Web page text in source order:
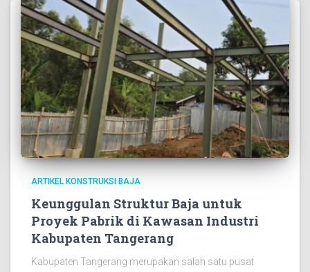
ARTIKEL KONSTRUKSI BAJA
Keunggulan Struktur Baja untuk
Proyek Pabrik di Kawasan Industri
Kabupaten Tangerang
Kabupaten Tangerang merupakan salah satu pusat